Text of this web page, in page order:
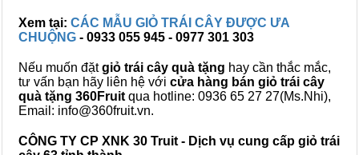
Xem tại: CÁC MẪU GIỎ TRÁI CÂY ĐƯỢC ƯA
CHUỘNG - 0933 055 945 - 0977 301 303
Nếu muốn đặtgiỏ trái cây quà tặng hay cần thắc mắc,
tư vấn bạn hãy liên hệ với cửa hàng bán giỏ trái cây
quà tặng 360Fruit qua hotline: 0936 65 27 27(Ms.Nhi),
Email: info@360fruit.vn.
CÔNG TY CP XNK 30 Truit - Dịch vụ cung cấp giỏ trái